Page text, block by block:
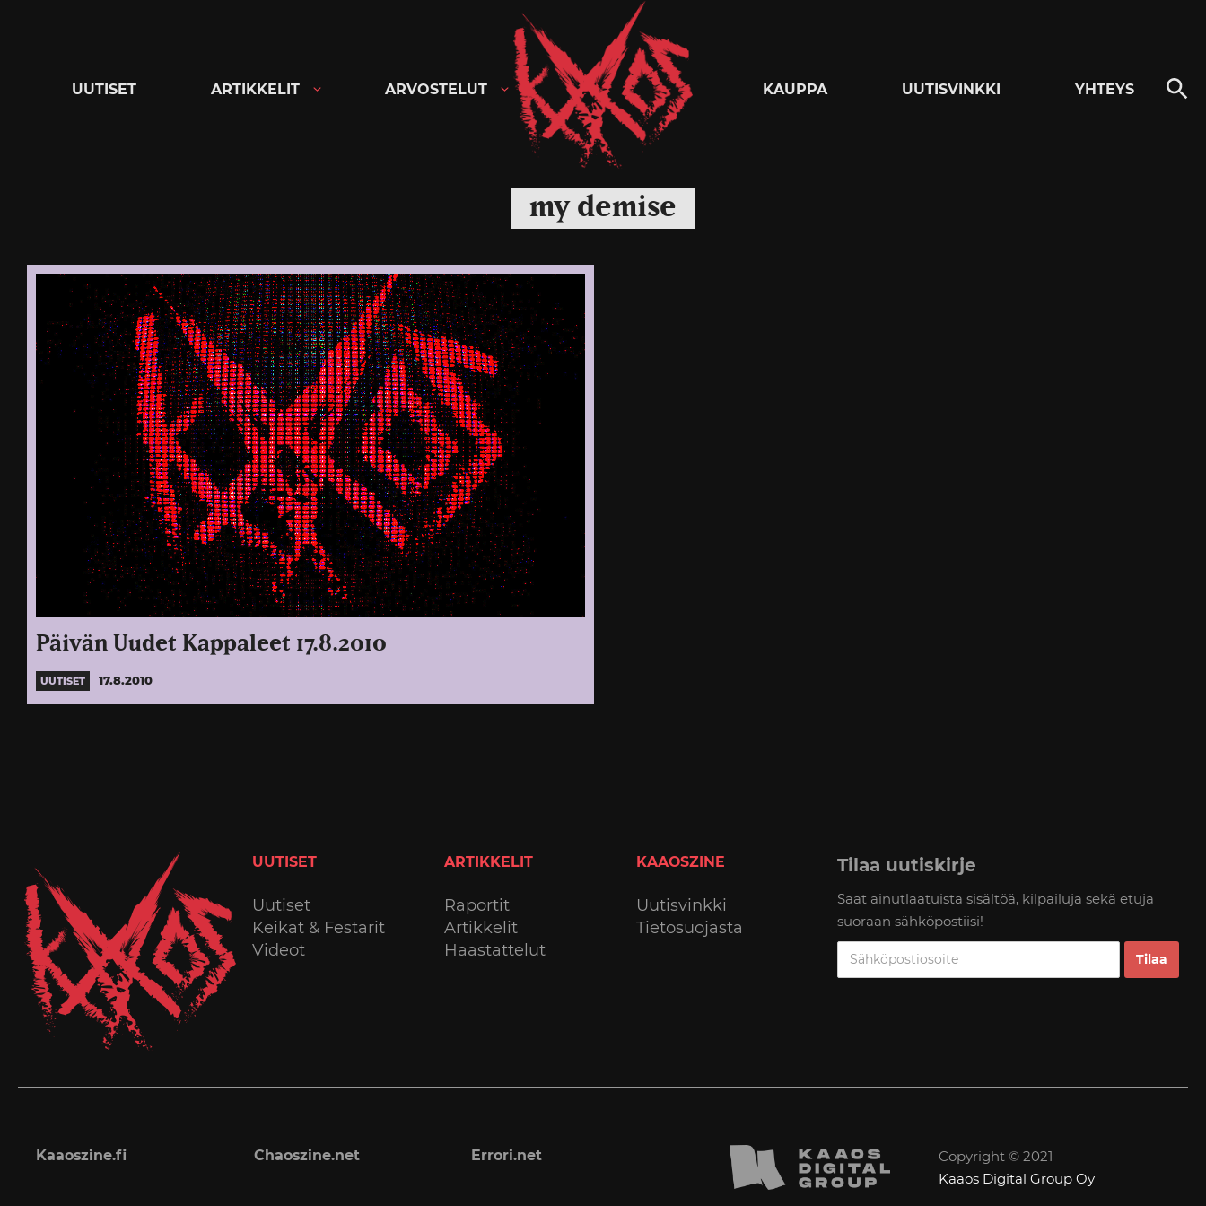
Kaaoszine
UUTISET ARTIKKELIT ARVOSTELUT KAUPPA UUTISVINKKI YHTEYS
my demise
Päivän Uudet Kappaleet 17.8.2010
UUTISET 17.8.2010
UUTISET
Uutiset
Keikat & Festarit
Videot
ARTIKKELIT
Raportit
Artikkelit
Haastattelut
KAAOSZINE
Uutisvinkki
Tietosuojasta
Tilaa uutiskirje
Saat ainutlaatuista sisältöä, kilpailuja sekä etuja
suoraan sähköpostiisi!
Kaaoszine.fi Chaoszine.net Errori.net
Copyright © 2021
Kaaos Digital Group Oy